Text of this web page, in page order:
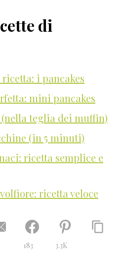
di
i pancakes
mini pancakes
teglia dei muffin)
(in 5 minuti)
ricetta semplice e
ricetta veloce
183 3.3K